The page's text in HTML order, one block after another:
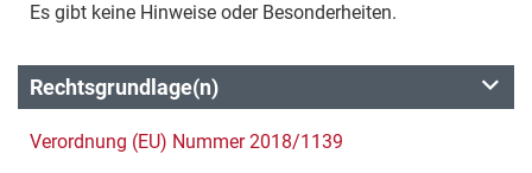
Es gibt keine Hinweise oder Besonderheiten.
Rechtsgrundlage(n)
Verordnung (EU) Nummer 2018/1139